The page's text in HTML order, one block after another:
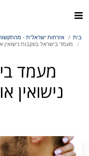
בית
אזרחות ישראלית -
מעמד בישראל בעקבות נישואין
מעמד
נישואין